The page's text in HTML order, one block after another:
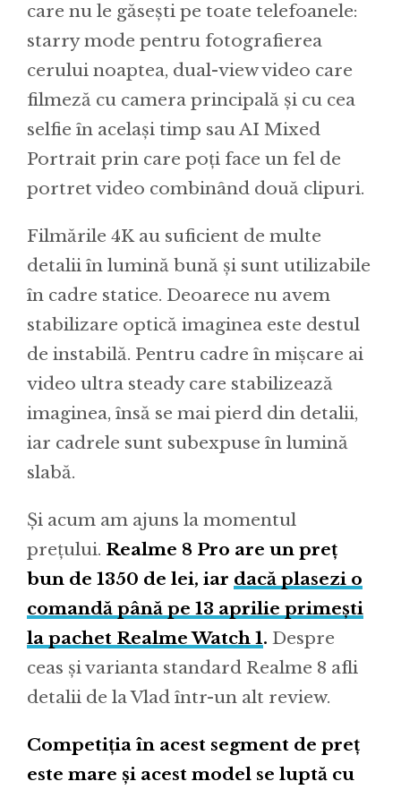
care nu le găsești pe toate telefoanele:
starry mode pentru fotografierea
cerului noaptea, dual-view video care
filmeză cu camera principală și cu cea
selfie în același timp sau AI Mixed
Portrait prin care poți face un fel de
portret video combinând două clipuri.
Filmările 4K au suficient de multe
detalii în lumină bună și sunt utilizabile
în cadre statice. Deoarece nu avem
stabilizare optică imaginea este destul
de instabilă. Pentru cadre în mișcare ai
video ultra steady care stabilizează
imaginea, însă se mai pierd din detalii,
iar cadrele sunt subexpuse în lumină
slabă.
Și acum am ajuns la momentul
prețului. Realme 8 Pro are un preț
bun de 1350 de lei, iar dacă plasezi o
comandă până pe 13 aprilie primești
la pachet Realme Watch 1. Despre
ceas și varianta standard Realme 8 afli
detalii de la Vlad într-un alt review.
Competiția în acest segment de preț
este mare și acest model se luptă cu